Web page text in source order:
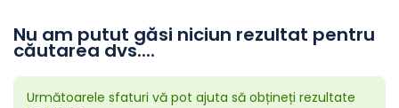
Nu am putut găsi niciun rezultat pentru
căutarea dvs....
Următoarele sfaturi vă pot ajuta să obțineți rezultate